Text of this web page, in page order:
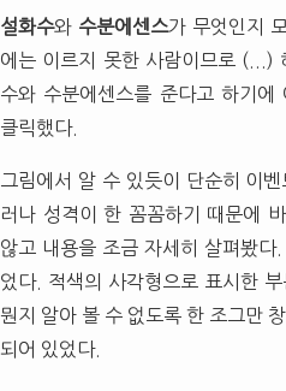
설화수와 수분에센스가 무엇인지
에는 이르지 못한 사람이므로 (...)
수와 수분에센스를 준다고 하기
클릭했다.
그림에서 알 수 있듯이 단순히 이
러나 성격이 한 꼼꼼하기 때문에
않고 내용을 조금 자세히 살펴봤다
었다. 적색의 사각형으로 표시한
뭔지 알아 볼 수 없도록 한 조그만 창
되어 있었다.